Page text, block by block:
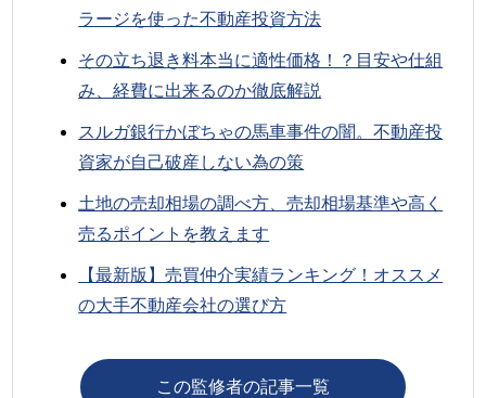
ラージを使った不動産投資方法
その立ち退き料本当に適性価格！？目安や仕組
み、経費に出来るのか徹底解説
スルガ銀行かぼちゃの馬車事件の闇。不動産投
資家が自己破産しない為の策
土地の売却相場の調べ方、売却相場基準や高く
売るポイントを教えます
【最新版】売買仲介実績ランキング！オススメ
の大手不動産会社の選び方
この監修者の記事一覧